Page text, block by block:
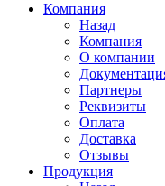
Компания
Назад
Компания
О компании
Партнеры
Реквизиты
Оплата
Доставка
Отзывы
Продукция